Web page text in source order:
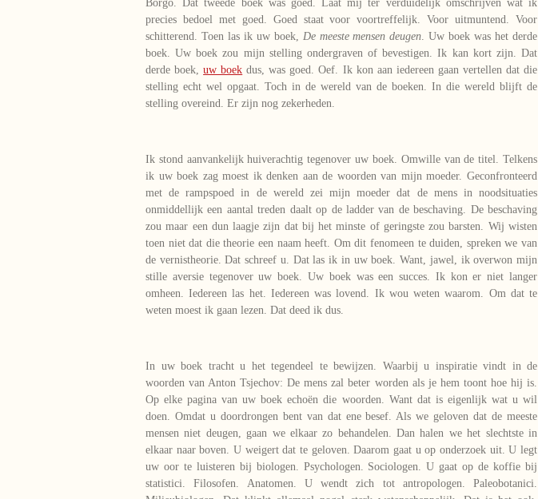
Borgo. Dat tweede boek was goed. Laat mij ter verduidelijk omschrijven wat ik
precies bedoel met goed. Goed staat voor voortreffelijk. Voor uitmuntend. Voor
schitterend. Toen las ik uw boek, De meeste mensen deugen. Uw boek was het derde
boek. Uw boek zou mijn stelling ondergraven of bevestigen. Ik kan kort zijn. Dat
derde boek,uw boek dus, was goed. Oef. Ik kon aan iedereen gaan vertellen dat die
stelling echt wel opgaat. Toch in de wereld van de boeken. In die wereld blijft de
stelling overeind. Er zijn nog zekerheden.
Ik stond aanvankelijk huiverachtig tegenover uw boek. Omwille van de titel. Telkens
ik uw boek zag moest ik denken aan de woorden van mijn moeder. Geconfronteerd
met de rampspoed in de wereld zei mijn moeder dat de mens in noodsituaties
onmiddellijk een aantal treden daalt op de ladder van de beschaving. De beschaving
zou maar een dun laagje zijn dat bij het minste of geringste zou barsten. Wij wisten
toen niet dat die theorie een naam heeft. Om dit fenomeen te duiden, spreken we van
de vernistheorie. Dat schreef u. Dat las ik in uw boek. Want, jawel, ik overwon mijn
stille aversie tegenover uw boek. Uw boek was een succes. Ik kon er niet langer
omheen. Iedereen las het. Iedereen was lovend. Ik wou weten waarom. Om dat te
weten moest ik gaan lezen. Dat deed ik dus.
In uw boek tracht u het tegendeel te bewijzen. Waarbij u inspiratie vindt in de
woorden van Anton Tsjechov: De mens zal beter worden als je hem toont hoe hij is.
Op elke pagina van uw boek echoën die woorden. Want dat is eigenlijk wat u wil
doen. Omdat u doordrongen bent van dat ene besef. Als we geloven dat de meeste
mensen niet deugen, gaan we elkaar zo behandelen. Dan halen we het slechtste in
elkaar naar boven. U weigert dat te geloven. Daarom gaat u op onderzoek uit. U legt
uw oor te luisteren bij biologen. Psychologen. Sociologen. U gaat op de koffie bij
statistici. Filosofen. Anatomen. U wendt zich tot antropologen. Paleobotanici.